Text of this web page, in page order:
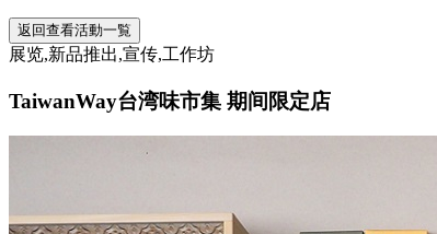
返回查看活動一覧
展览,新品推出,宣传,工作坊
TaiwanWay台湾味市集 期间限定店